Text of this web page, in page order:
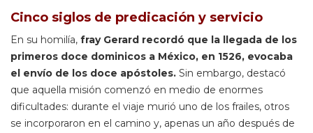
Cinco siglos de predicación y servicio
En su homilía, fray Gerard recordó que la llegada de los
primeros doce dominicos a México, en 1526, evocaba
el envío de los doce apóstoles. Sin embargo, destacó
que aquella misión comenzó en medio de enormes
dificultades: durante el viaje murió uno de los frailes, otros
se incorporaron en el camino y, apenas un año después de